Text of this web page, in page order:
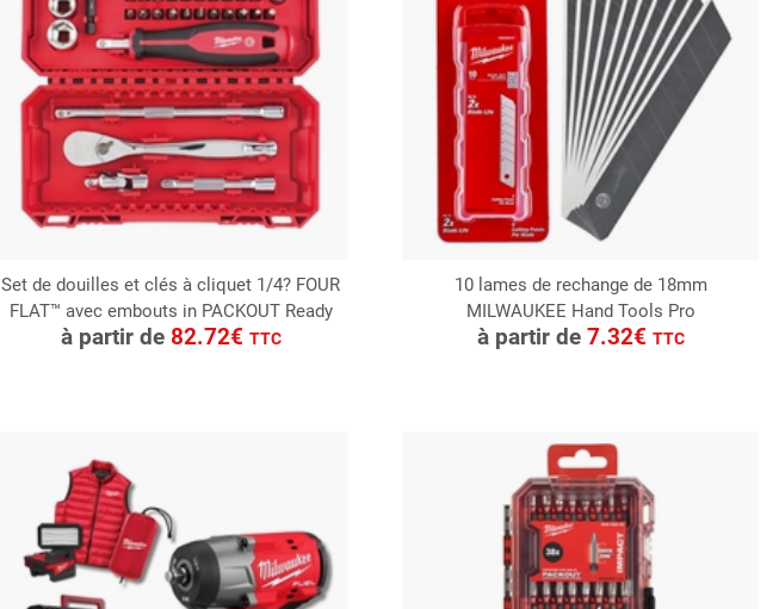
Set de douilles et clés à cliquet 1/4? FOUR
FLAT™ avec embouts in PACKOUT Ready
à partir de 82.72€ TTC
CONSULTER
Demande de devis
10 lames de rechange de 18mm
MILWAUKEE Hand Tools Pro
à partir de 7.32€ TTC
CONSULTER
Demande de devis